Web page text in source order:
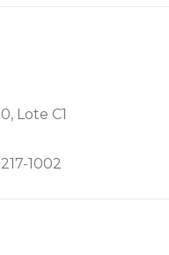
Lote C1
1002